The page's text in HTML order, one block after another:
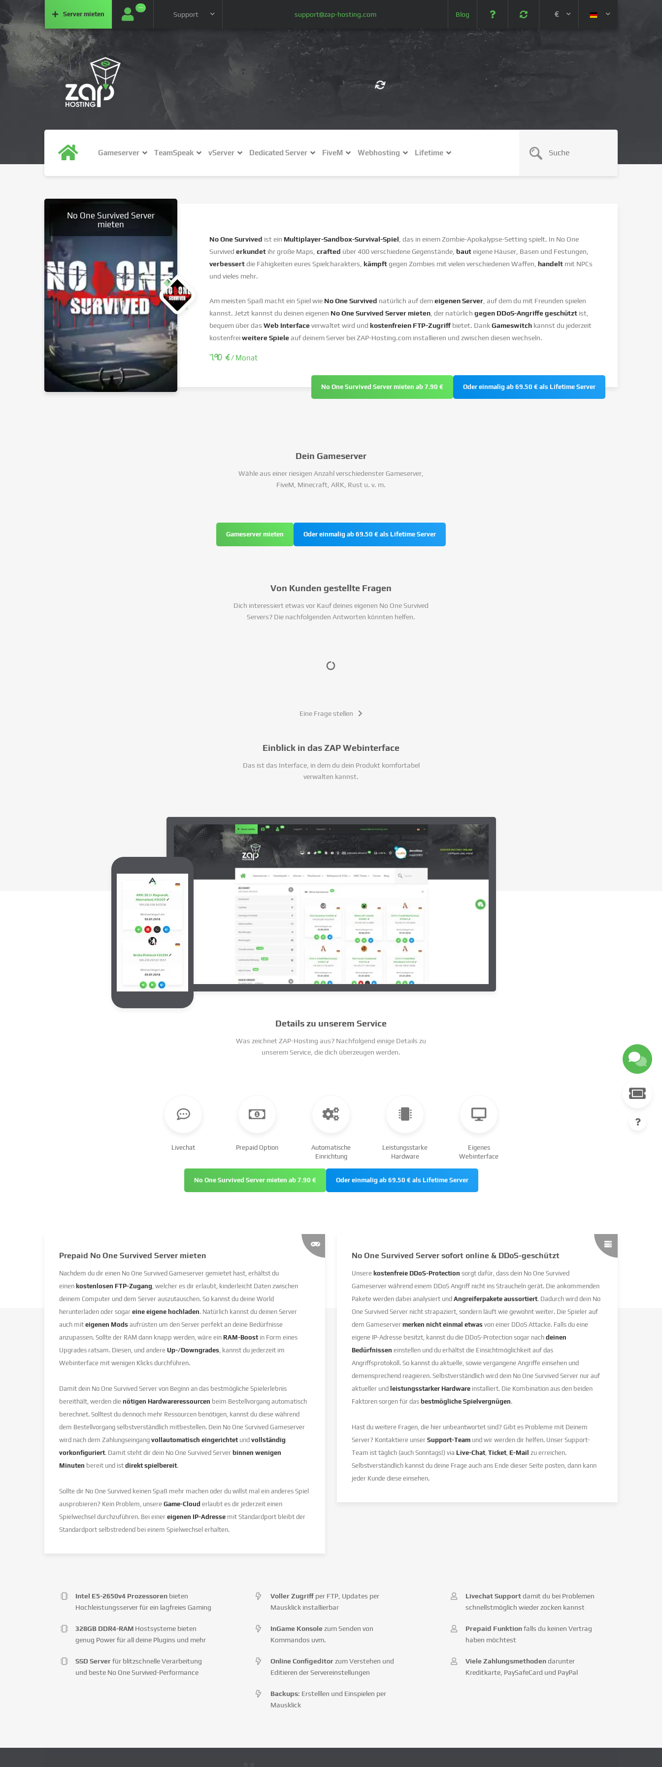
Server mieten
···
Support support@zap-hosting.com Blog €
Gameserver TeamSpeak vServer Dedicated Server FiveM Webhosting Lifetime
No One Survived Server
mieten
No One Survived ist ein Multiplayer-Sandbox-Survival-Spiel , das in einem Zombie-Apokalypse-Setting spielt. In No One
Survived erkundet ihr große Maps, crafted über 400 verschiedene Gegenstände, baut eigene Häuser, Basen und Festungen,
verbessert die Fähigkeiten eures Spielcharakters, kämpft gegen Zombies mit vielen verschiedenen Waffen, handelt mit NPCs
und vieles mehr.
Am meisten Spaß macht ein Spiel wie No One Survived natürlich auf demeigenen Server , auf dem du mit Freunden spielen
kannst. Jetzt kannst du deinen eigenen No One Survived Server mieten , der natürlich gegen DDoS-Angriffe geschützt ist,
bequem über das Web Interfaceverwaltet wird und kostenfreien FTP-Zugriff bietet. DankGameswitch kannst du jederzeit
kostenfreiweitere Spieleauf deinem Server bei ZAP-Hosting.com installieren und zwischen diesen wechseln.
7.90 €/ Monat
No One Survived Server mieten ab 7.90 € Oder einmalig ab 69.50 € als Lifetime Server
Dein Gameserver
Wähle aus einer riesigen Anzahl verschiedenster Gameserver,
FiveM, Minecraft, ARK, Rust u. v. m.
Gameserver mieten Oder einmalig ab 69.50 € als Lifetime Server
Von Kunden gestellte Fragen
Dich interessiert etwas vor Kauf deines eigenen No One Survived
Servers? Die nachfolgenden Antworten könnten helfen.
Eine Frage stellen
Einblick in das ZAP Webinterface
Das ist das Interface, in dem du dein Produkt komfortabel
verwalten kannst.
Details zu unserem Service
Was zeichnet ZAP-Hosting aus? Nachfolgend einige Details zu
unserem Service, die dich überzeugen werden.
Livechat Prepaid Option
Automatische
Einrichtung
Leistungsstarke
Hardware
Eigenes
Webinterface
No One Survived Server mieten ab 7.90 € Oder einmalig ab 69.50 € als Lifetime Server
Prepaid No One Survived Server mieten
Nachdem du dir einen No One Survived Gameserver gemietet hast, erhältst du
einen kostenlosen FTP-Zugang , welcher es dir erlaubt, kinderleicht Daten zwischen
deinem Computer und dem Server auszutauschen. So kannst du deine World
herunterladen oder sogar eine eigene hochladen. Natürlich kannst du deinen Server
auch mit eigenen Mods aufrüsten um den Server perfekt an deine Bedürfnisse
anzupassen. Sollte der RAM dann knapp werden, wäre ein RAM-Boost in Form eines
Upgrades ratsam. Diesen, und andere Up-/Downgrades , kannst du jederzeit im
Webinterface mit wenigen Klicks durchführen.
Damit dein No One Survived Server von Beginn an das bestmögliche Spielerlebnis
bereithält, werden die nötigen Hardwareressourcen beim Bestellvorgang automatisch
berechnet. Solltest du dennoch mehr Ressourcen benötigen, kannst du diese während
dem Bestellvorgang selbstverständlich mitbestellen. Dein No One Survived Gameserver
wird nach dem Zahlungseingang vollautomatisch eingerichtet und vollständig
vorkonfiguriert. Damit steht dir dein No One Survived Server binnen wenigen
Minuten bereit und ist direkt spielbereit.
Sollte dir No One Survived keinen Spaß mehr machen oder du willst mal ein anderes Spiel
ausprobieren? Kein Problem, unsere Game-Cloud erlaubt es dir jederzeit einen
Spielwechsel durchzuführen. Bei einer eigenen IP-Adresse mit Standardport bleibt der
Standardport selbstredend bei einem Spielwechsel erhalten.
No One Survived Server sofort online & DDoS-geschützt
Unsere kostenfreie DDoS-Protection sorgt dafür, dass dein No One Survived
Gameserver während einem DDoS Angriff nicht ins Straucheln gerät. Die ankommenden
Pakete werden dabei analysiert und Angreiferpakete aussortiert. Dadurch wird dein No
One Survived Server nicht strapaziert, sondern läuft wie gewohnt weiter. Die Spieler auf
dem Gameserver merken nicht einmal etwas von einer DDoS Attacke. Falls du eine
eigene IP-Adresse besitzt, kannst du die DDoS-Protection sogar nach deinen
Bedürfnissen einstellen und du erhältst die Einsichtmöglichkeit auf das
Angriffsprotokoll. So kannst du aktuelle, sowie vergangene Angriffe einsehen und
demensprechend reagieren. Selbstverständlich wird dein No One Survived Server nur auf
aktueller und leistungsstarker Hardware installiert. Die Kombination aus den beiden
Faktoren sorgen für das bestmögliche Spielvergnügen.
Hast du weitere Fragen, die hier unbeantwortet sind? Gibt es Probleme mit Deinem
Server? Kontaktiere unser Support-Team und wir werden dir helfen. Unser Support-
Team ist täglich (auch Sonntags!) via Live-Chat Ticket E-Mail zu erreichen.
Selbstverständlich kannst du deine Frage auch ans Ende dieser Seite posten, dann kann
jeder Kunde diese einsehen.
Intel E5-2650v4 Prozessoren bieten
Hochleistungsserver für ein lagfreies Gaming
328GB DDR4-RAM Hostsysteme bieten
genug Power für all deine Plugins und mehr
SSD Serverfür blitzschnelle Verarbeitung
und beste No One Survived-Performance
Voller Zugriff per FTP, Updates per
Mausklick installierbar
InGame Konsole zum Senden von
Kommandos uvm.
Online Configeditorzum Verstehen und
Editieren der Servereinstellungen
Backups: Erstelllen und Einspielen per
Mausklick
Livechat Support damit du bei Problemen
schnellstmöglich wieder zocken kannst
Prepaid Funktionfalls du keinen Vertrag
haben möchtest
Viele Zahlungsmethoden darunter
Kreditkarte, PaySafeCard und PayPal